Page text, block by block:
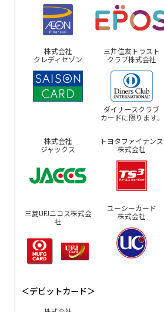
株式会社
クレディセゾン
三井住友トラスト
クラブ株式会社
ダイナースクラブ
カードに限ります。
株式会社
ジャックス
トヨタファイナンス
株式会社
三菱UFJニコス株式会
社
ユーシーカード
株式会社
＜デビットカード＞